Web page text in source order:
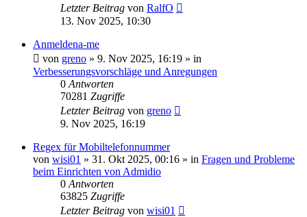
Letzter Beitrag von RalfO
13. Nov 2025, 10:30
Anmeldena-me
von greno » 9. Nov 2025, 16:19 » in
Verbesserungsvorschläge und Anregungen
0 Antworten
70281 Zugriffe
Letzter Beitrag von greno
9. Nov 2025, 16:19
Regex für Mobiltelefonnummer
von wisi01 » 31. Okt 2025, 00:16 » in Fragen und Probleme
beim Einrichten von Admidio
0 Antworten
63825 Zugriffe
Letzter Beitrag von wisi01